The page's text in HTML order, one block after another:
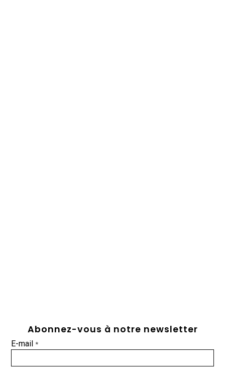
Abonnez-vous à notre newsletter
E-mail*